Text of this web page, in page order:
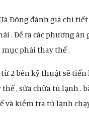
Đông đánh giá chi
. Đề ra các phương án
phải thay thế .
2 bên kỹ thuật sẽ tiến
, sửa chữa tủ lạnh .
và kiểm tra tủ lạnh